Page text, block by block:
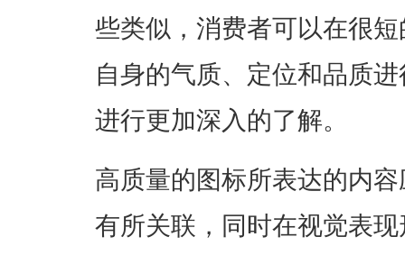
些类似，消费者可以在很
自身的气质、定位和品质
进行更加深入的了解。
高质量的图标所表达的内
有所关联，同时在视觉表